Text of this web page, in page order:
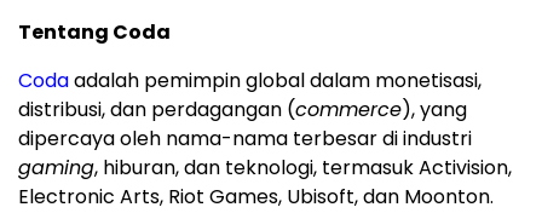
Tentang Coda
Codaadalah pemimpin global dalam monetisasi,
distribusi, dan perdagangan (commerce), yang
dipercaya oleh nama-nama terbesar di industri
gaming, hiburan, dan teknologi, termasuk Activision,
Electronic Arts, Riot Games, Ubisoft, dan Moonton.